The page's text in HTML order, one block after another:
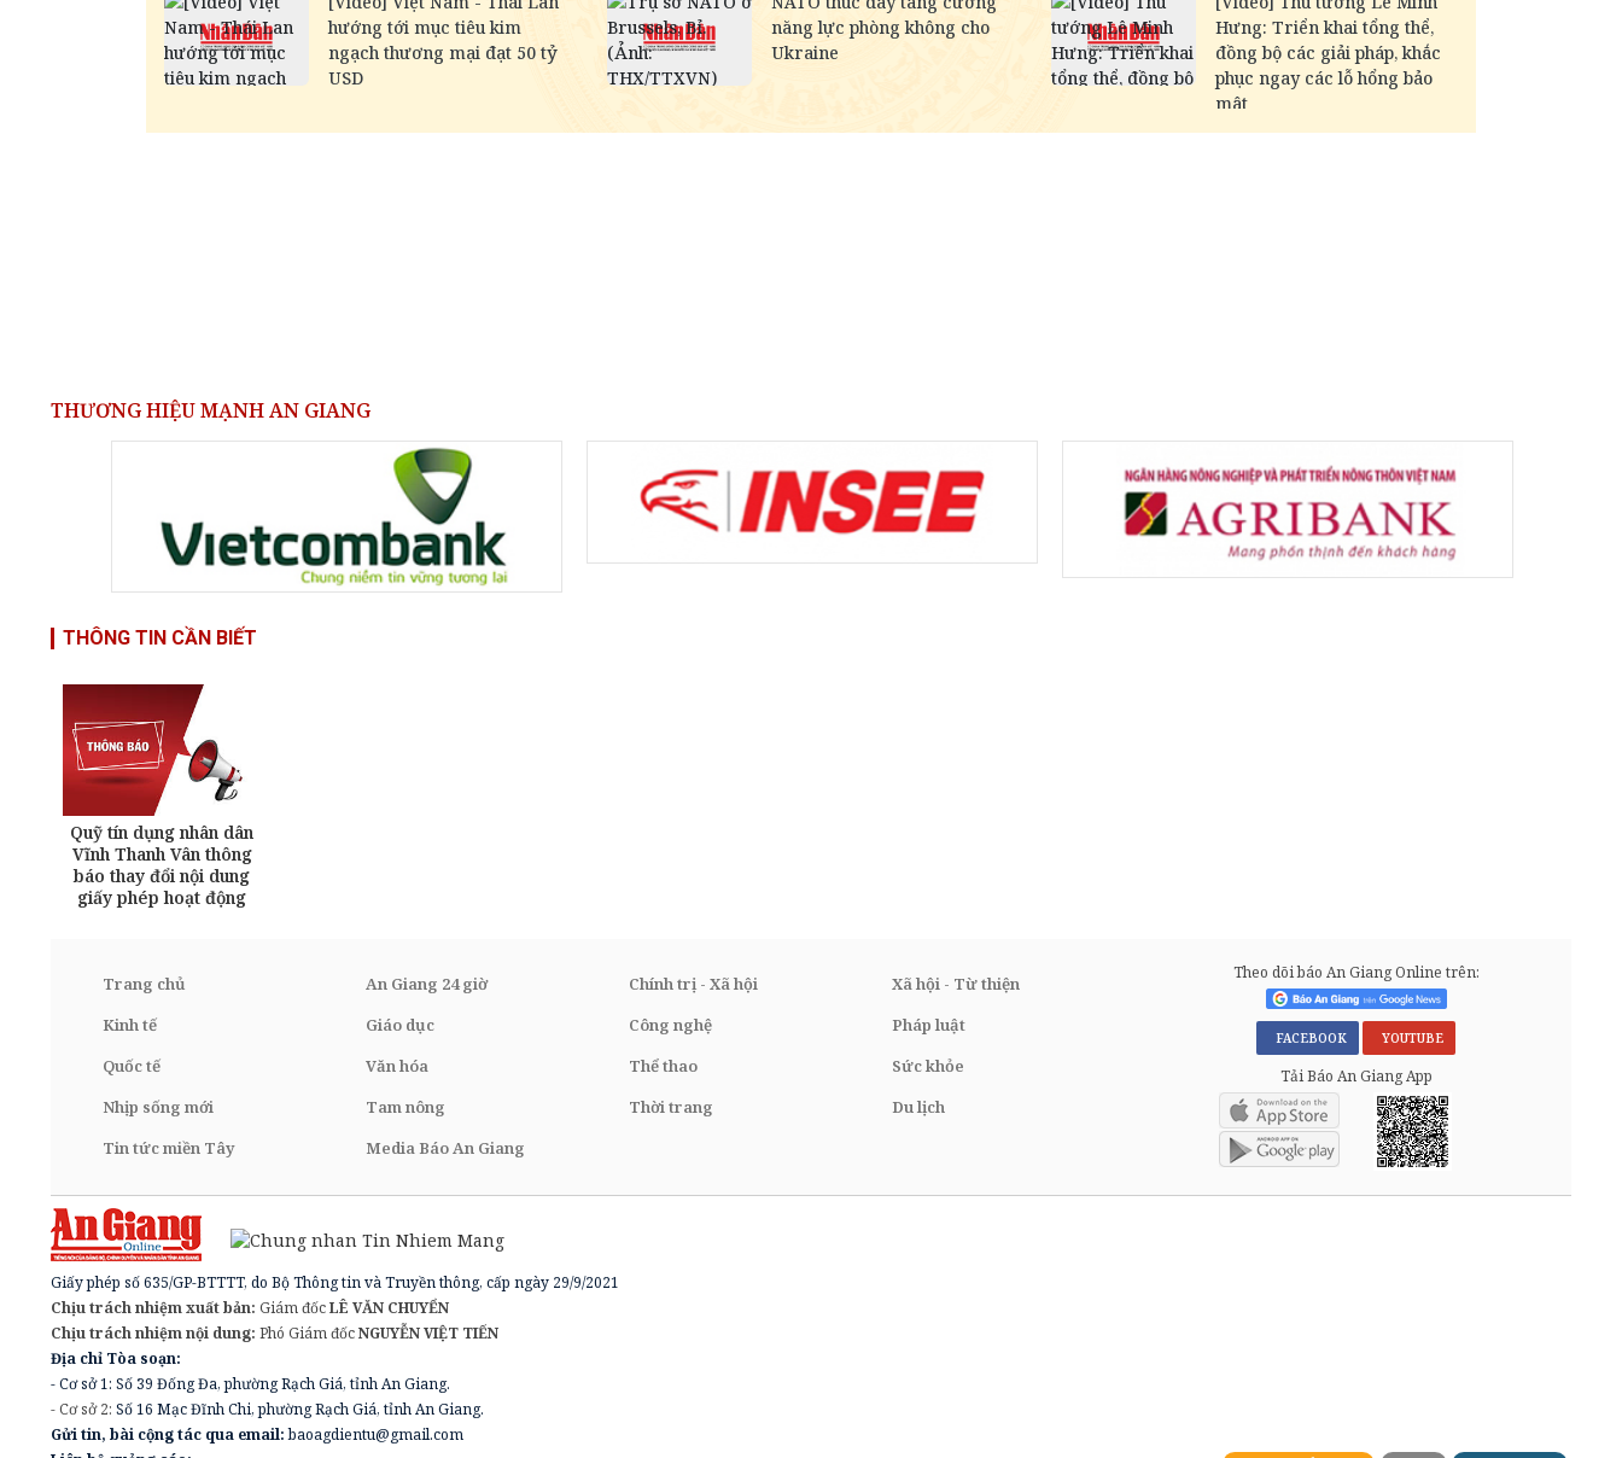
THƯƠNG HIỆU MẠNH AN GIANG
THÔNG TIN CẦN BIẾT
Quỹ tín dụng nhân dân
Vĩnh Thanh Vân thông
báo thay đổi nội dung
giấy phép hoạt động
Trang chủ An Giang 24 giờ Chính trị - Xã hội
Xã hội - Từ thiện
Kinh tế
Giáo dục Công nghệ
Pháp luật
Quốc tế
Văn hóa Thể thao
Sức khỏe
Nhịp sống mới
Tam nông Thời trang
Du lịch
Tin tức miền Tây
Media Báo An Giang
Theo dõi báo An Giang Online trên:
FACEBOOK YOUTUBE
Tải Báo An Giang App
Giấy phép số 635/GP-BTTTT, do Bộ Thông tin và Truyền thông, cấp ngày 29/9/2021
Chịu trách nhiệm xuất bản: Giám đốcLÊ VĂN CHUYỂN
Chịu trách nhiệm nội dung: Phó Giám đốcNGUYỄN VIỆT TIẾN
Địa chỉ Tòa soạn:
- Cơ sở 1: Số 39 Đống Đa, phường Rạch Giá, tỉnh An Giang.
- Cơ sở 2: Số 16 Mạc Đĩnh Chi, phường Rạch Giá, tỉnh An Giang.
Gửi tin, bài cộng tác qua email:baoagdientu@gmail.com